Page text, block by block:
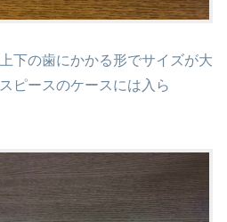
下の歯にかかる形でサイズが大
ピースのケースには入ら